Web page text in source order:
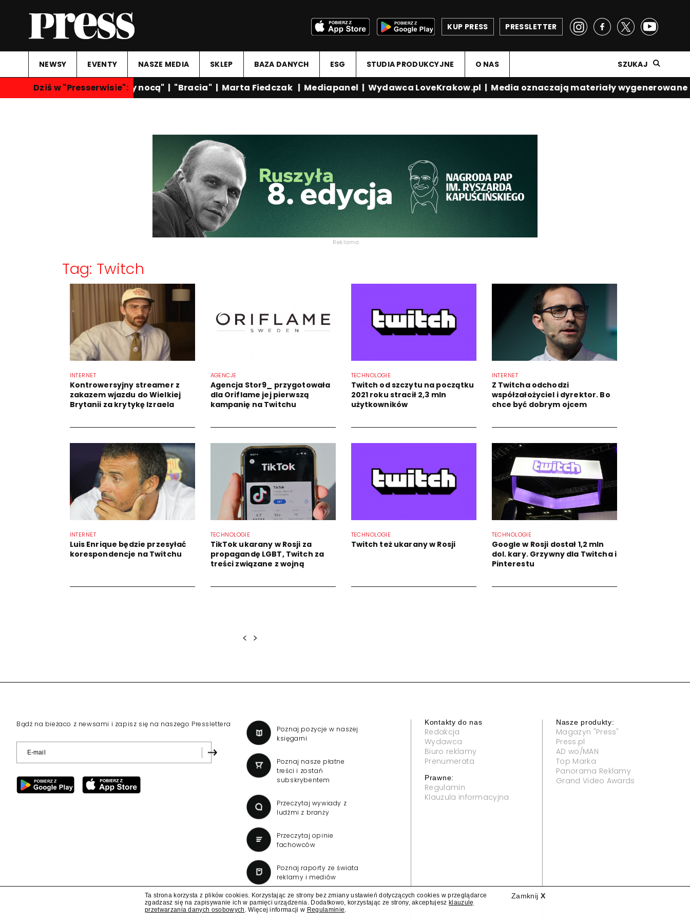
PRESSLETTER
KUP PRESS
NEWSY EVENTY NASZE MEDIA SKLEP BAZA DANYCH ESG STUDIA PRODUKCYJNE O NAS SZUKAJ
Dziś w "Presserwisie":
"Rozmowy nocą"| "Bracia"| Marta Fiedczak Mediapanel| Wydawca LoveKrakow.pl| Media oznaczają materiały wygenerowane
Reklama
Tag: Twitch
INTERNET
Kontrowersyjny streamer z
zakazem wjazdu do Wielkiej
Brytanii za krytykę Izraela
AGENCJE
Agencja Stor9_ przygotowała
dla Oriflame jej pierwszą
kampanię na Twitchu
TECHNOLOGIE
Twitch od szczytu na początku
2021 roku stracił 2,3 mln
użytkowników
INTERNET
Z Twitcha odchodzi
współzałożyciel i dyrektor. Bo
chce być dobrym ojcem
INTERNET
Luis Enrique będzie przesyłać
korespondencje na Twitchu
TECHNOLOGIE
TikTok ukarany w Rosji za
propagandę LGBT, Twitch za
treści związane z wojną
TECHNOLOGIE
Twitch też ukarany w Rosji
TECHNOLOGIE
Google w Rosji dostał 1,2 mln
dol. kary. Grzywny dla Twitcha i
Pinterestu
< >
Bądź na bieżaco z newsami i zapisz się na naszego Presslettera
Poznaj pozycje w naszej
księgarni
Poznaj nasze płatne
treści i zostań
subskrybentem
Przeczytaj wywiady z
ludźmi z branży
Przeczytaj opinie
fachowców
Poznaj raporty ze świata
reklamy i mediów
Kontakty do nas
Redakcja
Wydawca
Biuro reklamy
Prenumerata
Prawne:
Regulamin
Klauzula informacyjna
Nasze produkty:
Magazyn "Press"
Press.pl
AD wo/MAN
Top Marka
Panorama Reklamy
Grand Video Awards
Zamknij X
Ta strona korzysta z plików cookies. Korzystając ze strony bez zmiany ustawień dotyczących cookies w przeglądarce
zgadzasz się na zapisywanie ich w pamięci urządzenia. Dodatkowo, korzystając ze strony, akceptujesz klauzulę
przetwarzania danych osobowych . Więcej informacji w Regulaminie.